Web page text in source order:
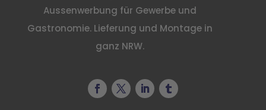
Aussenwerbung für Gewerbe und
Gastronomie. Lieferung und Montage in
ganz NRW.